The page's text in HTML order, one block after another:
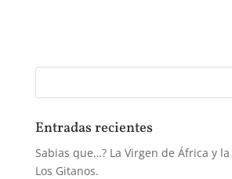
Entradas recientes
Sabias que…? La Virgen de África y
Los Gitanos.